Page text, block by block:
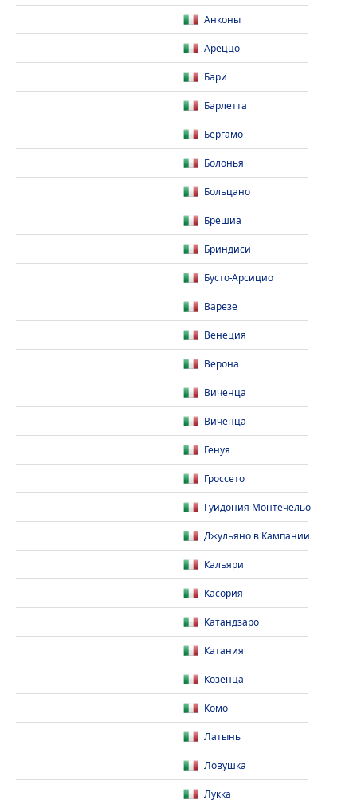
Анконы
Ареццо
Бари
Барлетта
Бергамо
Болонья
Больцано
Брешиа
Бриндиси
Бусто-Арсицио
Варезе
Венеция
Верона
Виченца
Виченца
Генуя
Гроссето
Гуидония-Монтечельо
Джульяно в Кампании
Кальяри
Касория
Катандзаро
Катания
Козенца
Комо
Латынь
Ловушка
Лукка